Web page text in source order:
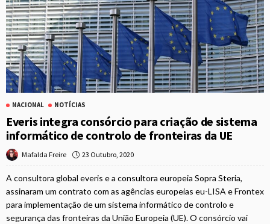
NACIONAL NOTÍCIAS
Everis integra consórcio para criação de sistema
informático de controlo de fronteiras da UE
Mafalda Freire 23 Outubro, 2020
A consultora global everis e a consultora europeia Sopra Steria,
assinaram um contrato com as agências europeias eu-LISA e Frontex
para implementação de um sistema informático de controlo e
segurança das fronteiras da União Europeia (UE). O consórcio vai